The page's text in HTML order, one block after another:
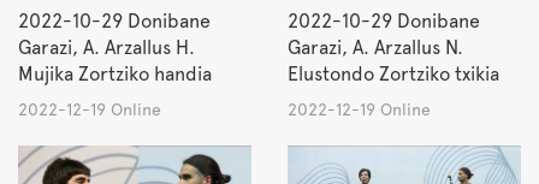
2022-10-29 Donibane
Garazi, A. Arzallus H.
Mujika Zortziko handia
2022-12-19 Online
2022-10-29 Donibane
Garazi, A. Arzallus N.
Elustondo Zortziko txikia
2022-12-19 Online